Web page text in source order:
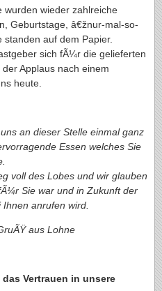
wurden wieder zahlreiche
Geburtstage, â€žnur-mal-so-
auf dem Papier.
sich fÃ¼r die gelieferten
Applaus nach einem
heute.
an dieser Stelle einmal ganz
Essen welches Sie
voll des Lobes und wir glauben
Sie war und in Zukunft der
anrufen wird.
aus Lohne
Vertrauen in unsere